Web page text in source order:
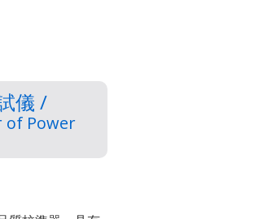
儀 /
of Power